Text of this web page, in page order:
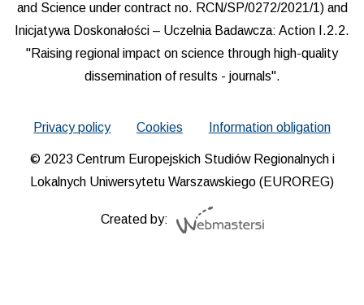
and Science under contract no. RCN/SP/0272/2021/1) and
Inicjatywa Doskonałości – Uczelnia Badawcza: Action I.2.2.
"Raising regional impact on science through high-quality
dissemination of results - journals".
Privacy policy Cookies Information obligation
© 2023 Centrum Europejskich Studiów Regionalnych i
Lokalnych Uniwersytetu Warszawskiego (EUROREG)
Created by: